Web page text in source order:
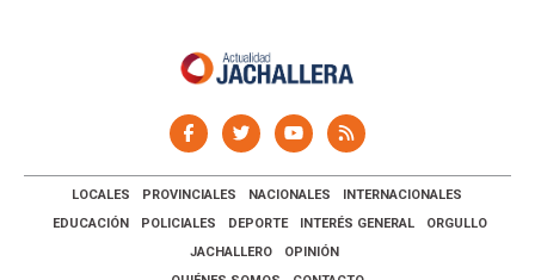
LOCALES PROVINCIALES NACIONALES
INTERNACIONALES
EDUCACIÓN
POLICIALES DEPORTE INTERÉS GENERAL
ORGULLO
JACHALLERO
OPINIÓN